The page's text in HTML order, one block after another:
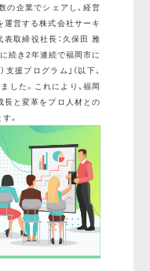
の企業でシェアし、経営
営する株式会社サーキ
表取締役社長：久保田 雅
続き2年連続で福岡市に
援プログラム｣（以下、
した。これにより、福岡
長と変革をプロ人材との
。